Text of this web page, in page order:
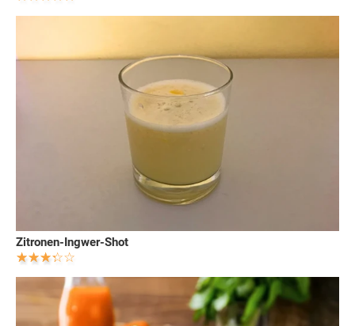
Zitronen-Ingwer-Shot